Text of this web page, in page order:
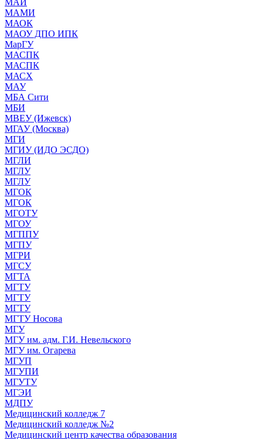
МАМИ
МАОК
МАОУ ДПО ИПК
МарГУ
МАСПК
МАСПК
МАСХ
МАУ
МБА Сити
МБИ
МВЕУ (Ижевск)
МГАУ (Москва)
МГИ
МГИУ (ИДО ЭСДО)
МГЛИ
МГЛУ
МГЛУ
МГОК
МГОК
МГОТУ
МГОУ
МГППУ
МГПУ
МГРИ
МГСУ
МГТА
МГТУ
МГТУ
МГТУ
МГТУ Носова
МГУ
МГУ им. адм. Г.И. Невельского
МГУ им. Огарева
МГУП
МГУПИ
МГУТУ
МГЭИ
МДПУ
Медицинский колледж 7
Медицинский колледж №2
Медицинский центр качества образования